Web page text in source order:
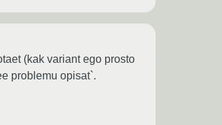
(kak variant ego prosto
problemu opisat`.